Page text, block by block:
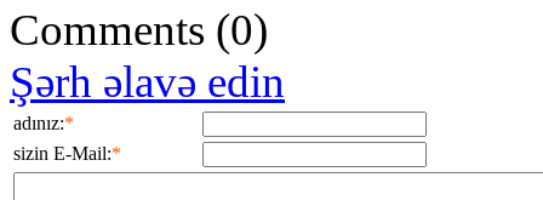
Comments (0)
Şərh əlavə edin
adınız:*
sizin E-Mail:*